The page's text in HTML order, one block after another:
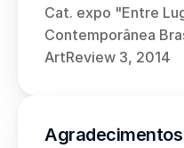
Cat. expo "Entre
Contemporânea
ArtReview 3, 2014
Agradecimentos